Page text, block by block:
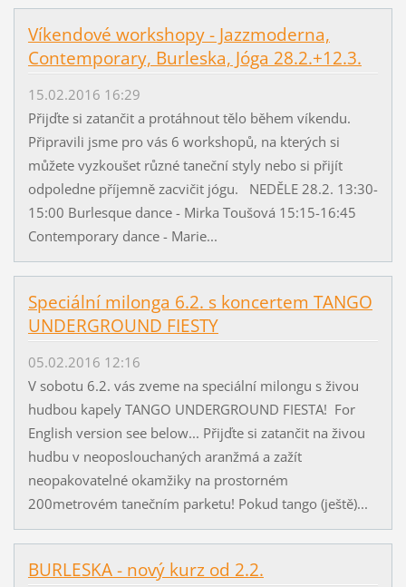
Víkendové workshopy - Jazzmoderna,
Contemporary, Burleska, Jóga 28.2.+12.3.
15.02.2016 16:29
Přijďte si zatančit a protáhnout tělo během víkendu.
Připravili jsme pro vás 6 workshopů, na kterých si
můžete vyzkoušet různé taneční styly nebo si přijít
odpoledne příjemně zacvičit jógu. NEDĚLE 28.2. 13:30-
15:00 Burlesque dance - Mirka Toušová 15:15-16:45
Contemporary dance - Marie...
Speciální milonga 6.2. s koncertem TANGO
UNDERGROUND FIESTY
05.02.2016 12:16
V sobotu 6.2. vás zveme na speciální milongu s živou
hudbou kapely TANGO UNDERGROUND FIESTA! For
English version see below... Přijďte si zatančit na živou
hudbu v neoposlouchaných aranžmá a zažít
neopakovatelné okamžiky na prostorném
200metrovém tanečním parketu! Pokud tango (ještě)...
BURLESKA - nový kurz od 2.2.